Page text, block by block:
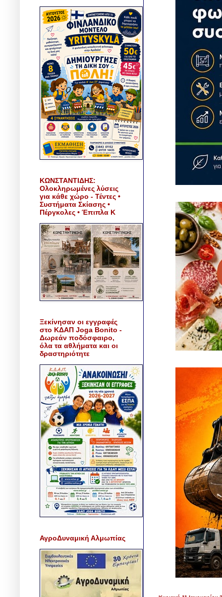
ΚΩΝΣΤΑΝΤΙΔΗΣ:
Ολοκληρωμένες λύσεις
για κάθε χώρο - Τέντες •
Συστήματα Σκίασης •
Πέργκολες • Έπιπλα Κ
Ξεκίνησαν οι εγγραφές
στο ΚΔΑΠ Joga Bonito -
Δωρεάν ποδόσφαιρο,
όλα τα αθλήματα και οι
δραστηριότητε
ΑγροΔυναμική Αλμωπίας